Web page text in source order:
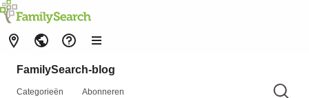
FamilySearch-blog
Categorieën Abonneren